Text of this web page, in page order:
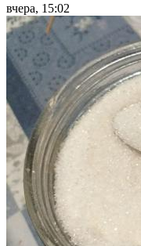
вчера, 15:02